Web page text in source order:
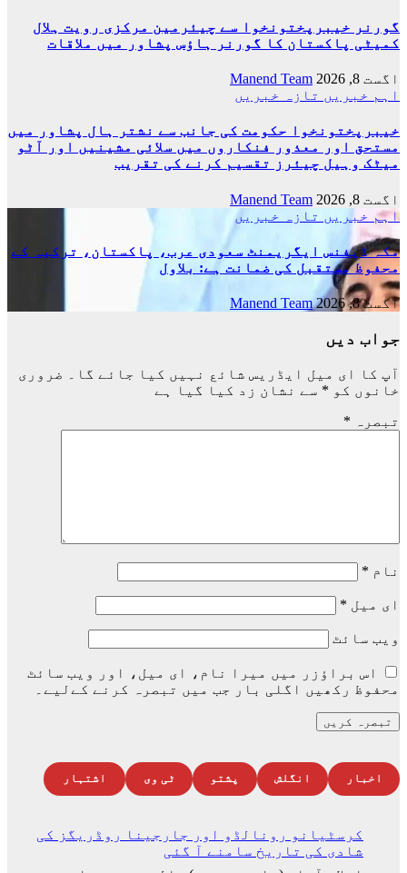
گورنر خیبرپختونخوا سے چیئرمین مرکزی رویت ہلال
کمیٹی پاکستان کا گورنر ہاؤس پشاور میں ملاقات
اگست 8, 2026
Manend Team
اہم خبریں تازہ خبریں
خیبرپختونخوا حکومت کی جانب سے نشتر ہال پشاور میں
مستحق اور معذور فنکاروں میں سلائی مشینیں اور آٹو
میٹک وہیل چیئرز تقسیم کرنے کی تقریب
اگست 8, 2026
Manend Team
اہم خبریں تازہ خبریں
مکہ ڈیفنس ایگریمنٹ سعودی عرب، پاکستان، ترکیہ کے
محفوظ مستقبل کی ضمانت ہے: بلاول
اگست 8, 2026 Manend Team
جواب دیں
آپ کا ای میل ایڈریس شائع نہیں کیا جائے گا۔
ضروری
خانوں کو * سے نشان زد کیا گیا ہے
تبصرہ *
نام *
ای میل *
ویب‌ سائٹ
اس براؤزر میں میرا نام، ای میل، اور ویب سائٹ
محفوظ رکھیں اگلی بار جب میں تبصرہ کرنے کےلیے۔
اخبار انگلش پشتو ٹی وی اشتہار
کرسٹیانو رونالڈو اور جارجینا روڈریگز کی
شادی کی تاریخ سامنے آ گئی